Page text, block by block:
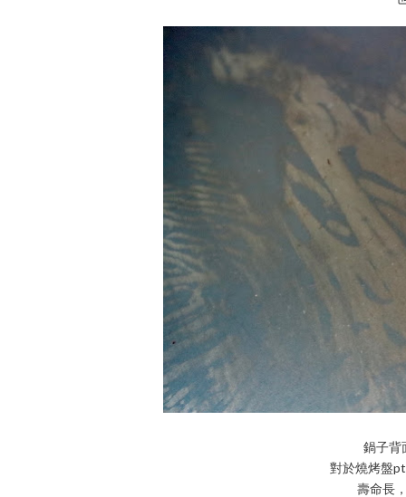
鍋子背
對於燒烤盤
壽命長